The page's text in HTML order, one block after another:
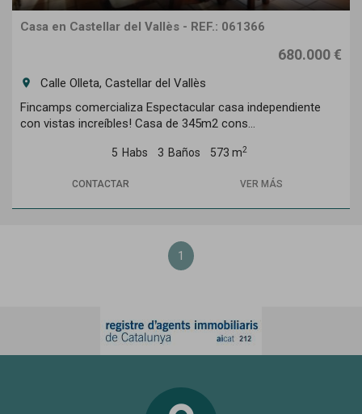
Casa en Castellar del Vallès - REF.: 061366
680.000 €
room
Calle Olleta, Castellar del Vallès
Fincamps comercializa Espectacular casa independiente
con vistas increíbles! Casa de 345m2 cons...
5 Habs 3 Baños 573 m2
CONTACTAR VER MÁS
1